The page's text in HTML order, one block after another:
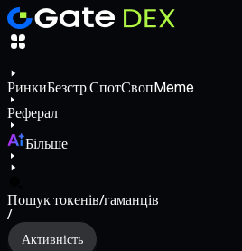
РинкиБезстр.СпотСвопMeme
Реферал
Більше
Пошук токенів/гаманців
/
Активність